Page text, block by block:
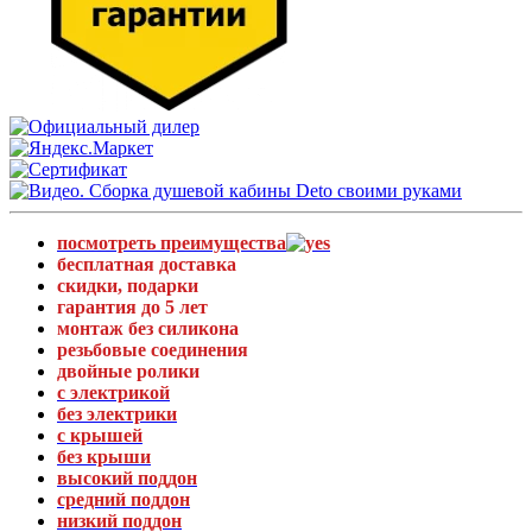
посмотреть преимущества
бесплатная доставка
скидки, подарки
гарантия до 5 лет
монтаж без силикона
резьбовые соединения
двойные ролики
с электрикой
без электрики
с крышей
без крыши
высокий поддон
средний поддон
низкий поддон